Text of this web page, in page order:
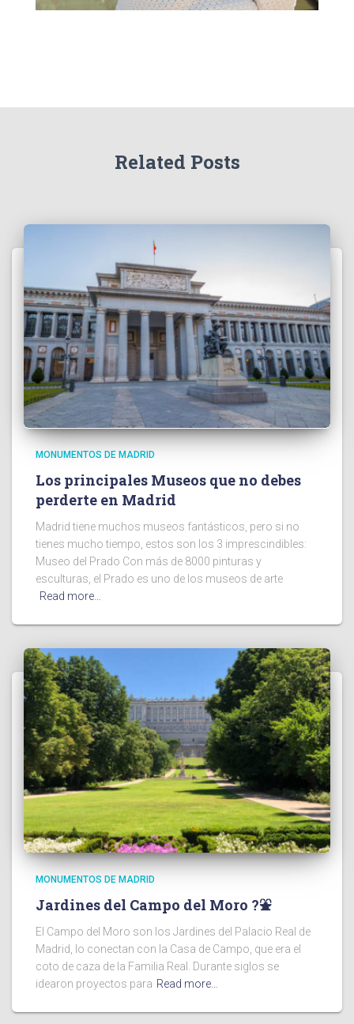
Related Posts
MONUMENTOS DE MADRID
Los principales Museos que no debes
perderte en Madrid
Madrid tiene muchos museos fantásticos, pero si no
tienes mucho tiempo, estos son los 3 imprescindibles:
Museo del Prado Con más de 8000 pinturas y
esculturas, el Prado es uno de los museos de arte
Read more…
MONUMENTOS DE MADRID
Jardines del Campo del Moro ?⛲️
El Campo del Moro son los Jardines del Palacio Real de
Madrid, lo conectan con la Casa de Campo, que era el
coto de caza de la Familia Real. Durante siglos se
idearon proyectos para Read more…